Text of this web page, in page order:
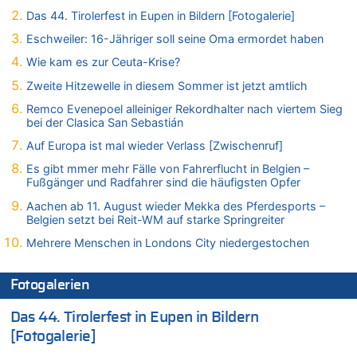
Zweite Hitzewelle in diesem Sommer ist jetzt amtlich
06.08.2026 - 16:39 von Noah Parmentier zu
Zweite Hitzewelle in diesem Sommer ist jetzt amtlich
06.08.2026 - 16:10 von Dax zu
Wasserstand des Rheins in NRW so niedrig wie noch nie
06.08.2026 - 15:51 von SuperBoy zu
Eschweiler: 16-Jähriger soll seine Oma ermordet haben
06.08.2026 - 15:42 von PvD zu
Mehrere Menschen in Londons City niedergestochen
06.08.2026 - 15:42 von Dax zu
Zweite Hitzewelle in diesem Sommer ist jetzt amtlich
Zweite Hitzewelle in diesem Sommer ist jetzt amtlich
Zweite Hitzewelle in diesem Sommer ist jetzt amtlich
06.08.2026 - 14:51 von Ostbelgien Direkt zu
Das 44. Tirolerfest in Eupen in Bildern [Fotogalerie]
Eschweiler: 16-Jähriger soll seine Oma ermordet haben
Wie kam es zur Ceuta-Krise?
Zweite Hitzewelle in diesem Sommer ist jetzt amtlich
Remco Evenepoel alleiniger Rekordhalter nach viertem Sieg
bei der Clasica San Sebastián
Auf Europa ist mal wieder Verlass [Zwischenruf]
Es gibt mmer mehr Fälle von Fahrerflucht in Belgien –
Fußgänger und Radfahrer sind die häufigsten Opfer
Aachen ab 11. August wieder Mekka des Pferdesports –
Belgien setzt bei Reit-WM auf starke Springreiter
Mehrere Menschen in Londons City niedergestochen
Fotogalerien
Das 44. Tirolerfest in Eupen in Bildern
[Fotogalerie]